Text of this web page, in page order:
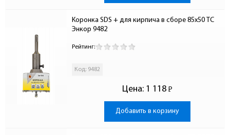
Коронка SDS + для кирпича в сборе 85x50 ТС
Энкор 9482
Рейтинг:
Код: 9482
Цена: 1 118 Р
-
Добавить в корзину